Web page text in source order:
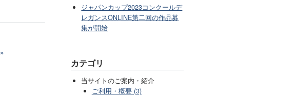
ジャパンカップ2023コンクールデ
レガンスONLINE第二回の作品募
集が開始
カテゴリ
当サイトのご案内・紹介
ご利用・概要 (3)